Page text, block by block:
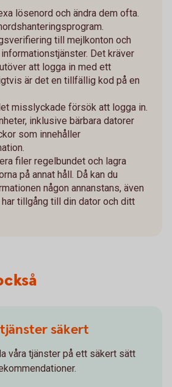
lösenord och ändra dem ofta.
till mejlkonton och
Det kräver
att logga in med ett
är det en tillfällig kod på en
misslyckade försök att logga in.
inklusive bärbara datorer
som innehåller
filer regelbundet och lagra
på annat håll. Då kan du
någon annanstans, även
har tillgång till din dator och ditt
säkert
våra tjänster på ett säkert sätt